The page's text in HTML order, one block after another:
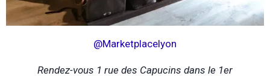
@Marketplacelyon
Rendez-vous 1 rue des Capucins dans le 1er